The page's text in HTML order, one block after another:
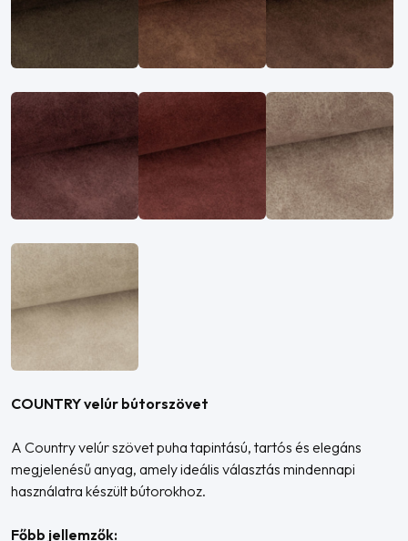
COUNTRY velúr bútorszövet
A Country velúr szövet puha tapintású, tartós és elegáns
megjelenésű anyag, amely ideális választás mindennapi
használatra készült bútorokhoz.
Főbb jellemzők: